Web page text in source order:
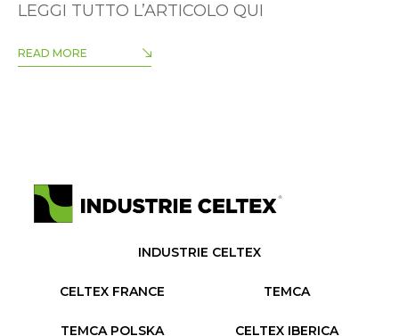
LEGGI TUTTO L’ARTICOLO QUI
READ MORE
INDUSTRIE CELTEX
CELTEX FRANCE TEMCA
TEMCA POLSKA CELTEX IBERICA